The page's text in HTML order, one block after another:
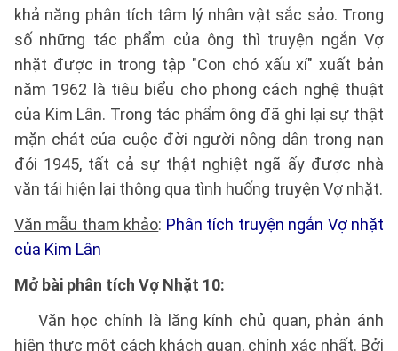
khả năng phân tích tâm lý nhân vật sắc sảo. Trong
số những tác phẩm của ông thì truyện ngắn Vợ
nhặt được in trong tập "Con chó xấu xí" xuất bản
năm 1962 là tiêu biểu cho phong cách nghệ thuật
của Kim Lân. Trong tác phẩm ông đã ghi lại sự thật
mặn chát của cuộc đời người nông dân trong nạn
đói 1945, tất cả sự thật nghiệt ngã ấy được nhà
văn tái hiện lại thông qua tình huống truyện Vợ nhặt.
Văn mẫu tham khảo: Phân tích truyện ngắn Vợ nhặt
của Kim Lân
Mở bài phân tích Vợ Nhặt 10:
Văn học chính là lăng kính chủ quan, phản ánh
hiện thực một cách khách quan, chính xác nhất. Bởi